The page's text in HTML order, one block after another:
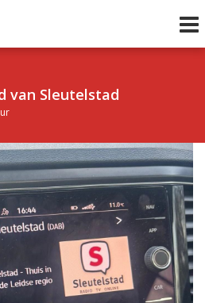
van Sleutelstad
uur 1 van 0 Volgend uur